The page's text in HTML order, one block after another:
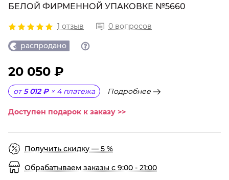
БЕЛОЙ ФИРМЕННОЙ УПАКОВКЕ №5660
1 отзыв 0 вопросов
распродано
20 050 ₽
от 5 012 ₽ × 4 платежа Подробнее
Доступен подарок к заказу >>
Получить скидку — 5 %
Обрабатываем заказы с 9:00 - 21:00